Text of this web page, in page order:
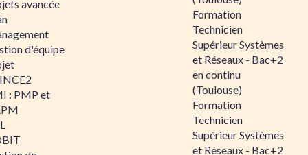
avancée
d'équipe
: PMP et
Formation
Technicien
Supérieur Systèmes
et Réseaux - Bac+2
en continu
(Toulouse)
Formation
Technicien
Supérieur Systèmes
et Réseaux - Bac+2